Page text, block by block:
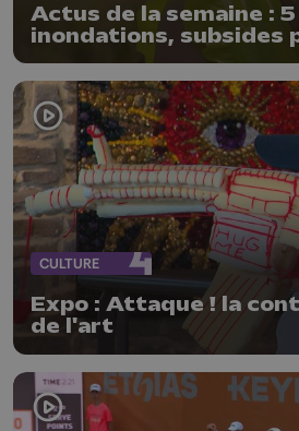
Actus de la semaine :
inondations, subsides
et feu d'artifice
CULTURE
Expo : Attaque ! la
de l'art